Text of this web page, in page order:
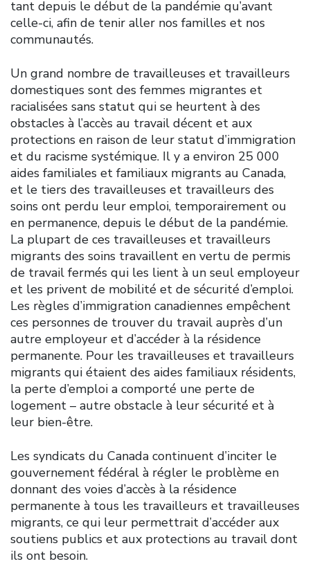
tant depuis le début de la pandémie qu’avant
celle-ci, afin de tenir aller nos familles et nos
communautés.
Un grand nombre de travailleuses et travailleurs
domestiques sont des femmes migrantes et
racialisées sans statut qui se heurtent à des
obstacles à l’accès au travail décent et aux
protections en raison de leur statut d’immigration
et du racisme systémique. Il y a environ 25 000
aides familiales et familiaux migrants au Canada,
et le tiers des travailleuses et travailleurs des
soins ont perdu leur emploi, temporairement ou
en permanence, depuis le début de la pandémie.
La plupart de ces travailleuses et travailleurs
migrants des soins travaillent en vertu de permis
de travail fermés qui les lient à un seul employeur
et les privent de mobilité et de sécurité d’emploi.
Les règles d’immigration canadiennes empêchent
ces personnes de trouver du travail auprès d’un
autre employeur et d’accéder à la résidence
permanente. Pour les travailleuses et travailleurs
migrants qui étaient des aides familiaux résidents,
la perte d’emploi a comporté une perte de
logement – autre obstacle à leur sécurité et à
leur bien-être.
Les syndicats du Canada continuent d’inciter le
gouvernement fédéral à régler le problème en
donnant des voies d’accès à la résidence
permanente à tous les travailleurs et travailleuses
migrants, ce qui leur permettrait d’accéder aux
soutiens publics et aux protections au travail dont
ils ont besoin.